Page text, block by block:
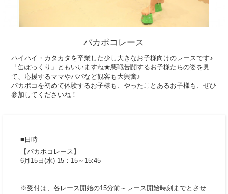
パカポコレース
ハイハイ・カタカタを卒業した少し大きなお子様向けのレースです♪
「缶ぽっくり」ともいいますね★悪戦苦闘するお子様たちの姿を見
て、応援するママやパパなど観客も大興奮♪
パカポコを初めて体験するお子様も、やったことあるお子様も、ぜひ
参加してくださいね！
日時
【パカポコレース】
6月15日(水) 15：15～15:45
※受付は、各レース開始の15分前～レース開始時刻までとさせ